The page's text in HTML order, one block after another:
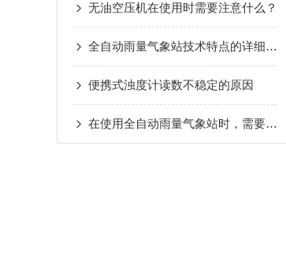
无油空压机在使用时需要注意什么？
全自动雨量气象站技术特点的详细介绍
便携式浊度计读数不稳定的原因
在使用全自动雨量气象站时，需要注意以下几个事项